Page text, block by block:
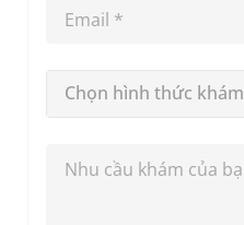
Chọn hình thức khám